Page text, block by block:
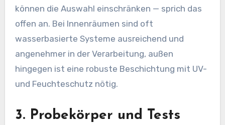
können die Auswahl einschränken — sprich das
offen an. Bei Innenräumen sind oft
wasserbasierte Systeme ausreichend und
angenehmer in der Verarbeitung, außen
hingegen ist eine robuste Beschichtung mit UV-
und Feuchteschutz nötig.
3. Probekörper und Tests